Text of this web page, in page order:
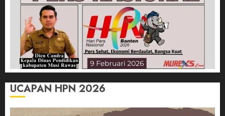
UCAPAN HPN 2026